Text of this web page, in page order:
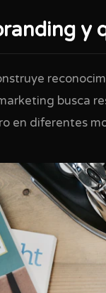
y
busca
en diferentes